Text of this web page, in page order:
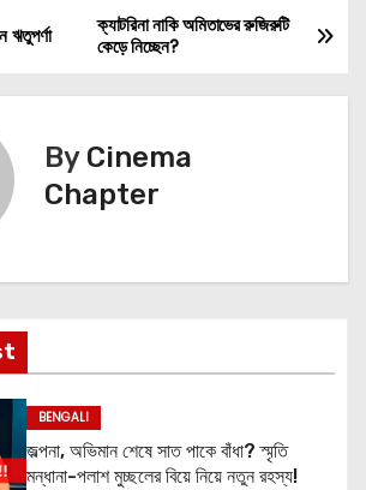
ক্যাটরিনা নাকি অমিতাভের রুজিরুটি
কেড়ে নিচ্ছেন?
ঋতুপর্ণা
By Cinema
Chapter
BENGALI
জল্পনা, অভিমান শেষে সাত পাকে বাঁধা? স্মৃতি
মন্ধানা-পলাশ মুচ্ছলের বিয়ে নিয়ে নতুন রহস্য!